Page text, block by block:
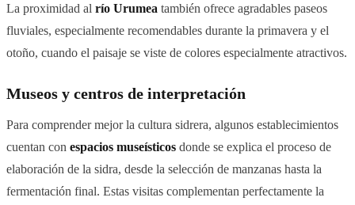
La proximidad al río Urumea también ofrece agradables paseos
fluviales, especialmente recomendables durante la primavera y el
otoño, cuando el paisaje se viste de colores especialmente atractivos.
Museos y centros de interpretación
Para comprender mejor la cultura sidrera, algunos establecimientos
cuentan con espacios museísticos donde se explica el proceso de
elaboración de la sidra, desde la selección de manzanas hasta la
fermentación final. Estas visitas complementan perfectamente la